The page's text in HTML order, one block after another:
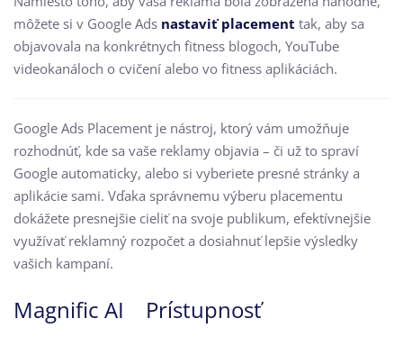
môžete si v Google Ads nastaviť placement tak, aby sa
objavovala na konkrétnych fitness blogoch, YouTube
videokanáloch o cvičení alebo vo fitness aplikáciách.
Google Ads Placement je nástroj, ktorý vám umožňuje
rozhodnúť, kde sa vaše reklamy objavia – či už to spraví
Google automaticky, alebo si vyberiete presné stránky a
aplikácie sami. Vďaka správnemu výberu placementu
dokážete presnejšie cieliť na svoje publikum, efektívnejšie
využívať reklamný rozpočet a dosiahnuť lepšie výsledky
vašich kampaní.
Magnific AI
Prístupnosť